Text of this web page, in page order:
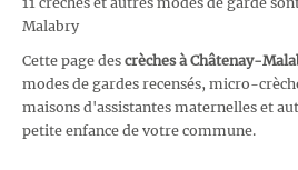
Malabry
Cette page des crèches à Châtenay-
modes de gardes recensés, micro-
maisons d'assistantes maternelles et
petite enfance de votre commune.